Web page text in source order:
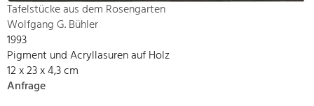
Tafelstücke aus dem Rosengarten
Wolfgang G. Bühler
1993
Pigment und Acryllasuren auf Holz
12 x 23 x 4,3 cm
Anfrage